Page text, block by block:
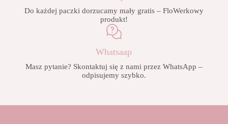
Do każdej paczki dorzucamy mały gratis – FloWerkowy
produkt!
Whatsaap
Masz pytanie? Skontaktuj się z nami przez WhatsApp –
odpisujemy szybko.